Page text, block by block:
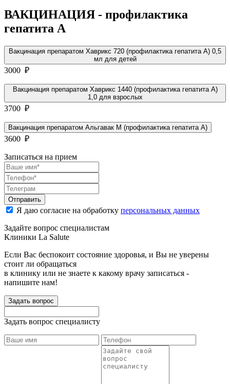
ВАКЦИНАЦИЯ - профилактика
гепатита А
Вакцинация препаратом Хаврикс 720 (профилактика гепатита А) 0,5
мл для детей
3000 ₽
Вакцинация препаратом Хаврикс 1440 (профилактика гепатита А)
1,0 для взрослых
3700 ₽
Вакцинация препаратом Альгавак М (профилактика гепатита А)
3600 ₽
Записаться на прием
Отправить
Я даю согласие на обработку персональных данных
Задайте вопрос специалистам
Клиники La Salute
Если Вас беспокоит состояние здоровья, и Вы не уверены
стоит ли обращаться
в клинику или не знаете к какому врачу записаться -
напишите нам!
Задать вопрос
Задать вопрос специалисту